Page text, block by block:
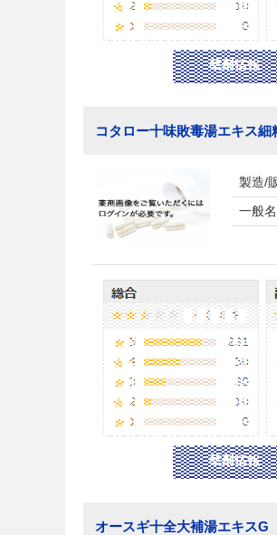
コタロー十味敗毒湯エキス細
製造/
一般名
オースギ十全大補湯エキスG